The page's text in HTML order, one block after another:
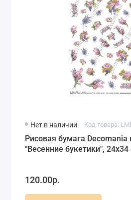
Нет в наличии Код товара:
Рисовая бумага Decomania
"Весенние букетики", 24х34
120.00р.